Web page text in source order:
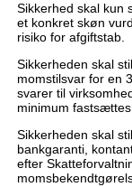
Sikkerhed skal kun
et konkret skøn
risiko for afgiftstab.
Sikkerheden skal
momstilsvar for en
svarer til
minimum fastsættes
Sikkerheden skal
bankgaranti,
efter